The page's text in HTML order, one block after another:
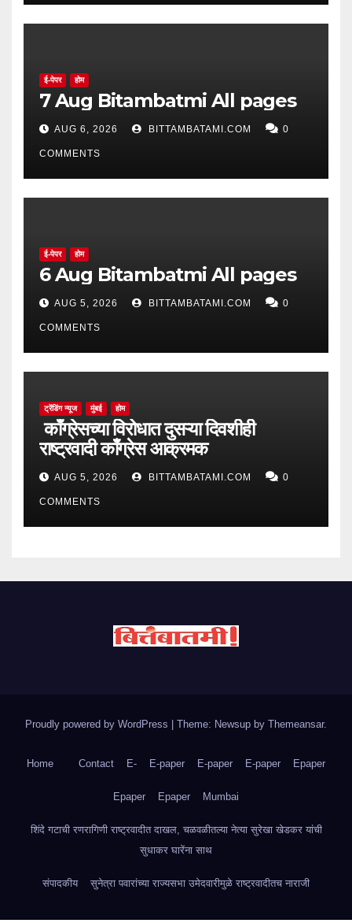
ई-पेपर होम
7 Aug Bitambatmi All pages
AUG 6, 2026 BITTAMBATAMI.COM 0
COMMENTS
ई-पेपर होम
6 Aug Bitambatmi All pages
AUG 5, 2026 BITTAMBATAMI.COM 0
COMMENTS
ट्रेंडिंग न्यूज मुंबई होम
काँग्रेसच्या विरोधात दुसऱ्या दिवशीही
राष्ट्रवादी काँग्रेस आक्रमक
AUG 5, 2026 BITTAMBATAMI.COM 0
COMMENTS
Proudly powered by WordPress | Theme: Newsup by Themeansar.
Home Contact E- E-paper E-paper E-paper Epaper
Epaper Epaper Mumbai
शिंदे गटाची रणरागिणी राष्ट्रवादीत दाखल, चळवळीतल्या नेत्या सुरेखा खेडकर यांची
सुधाकर घारेंना साथ
संपादकीय सुनेत्रा पवारांच्या राज्यसभा उमेदवारीमुळे राष्ट्रवादीतच नाराजी